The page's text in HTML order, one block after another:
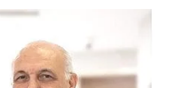
Sonuçları 2026 Takvimi ve Açıklanma Tarihi
Geleceğin Astsubayları için Yoğun Eğitim